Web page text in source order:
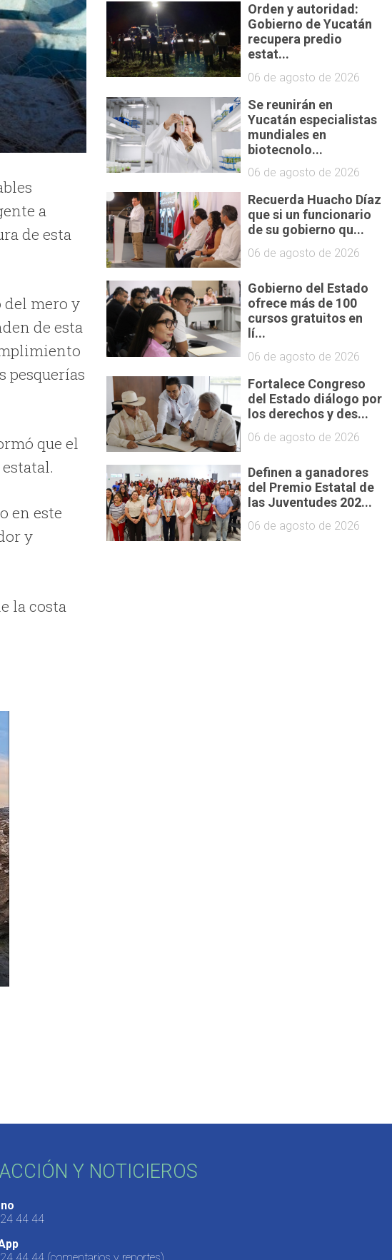
a
de esta
mero y
de esta
pesquerías
que el
en este
y
la costa
Orden y autoridad:
Gobierno de Yucatán
recupera predio
estat...
06 de agosto de 2026
Se reunirán en
Yucatán especialistas
mundiales en
biotecnolo...
06 de agosto de 2026
Recuerda Huacho Díaz
que si un funcionario
de su gobierno qu...
06 de agosto de 2026
Gobierno del Estado
ofrece más de 100
cursos gratuitos en
lí...
06 de agosto de 2026
Fortalece Congreso
del Estado diálogo por
los derechos y des...
06 de agosto de 2026
Definen a ganadores
del Premio Estatal de
las Juventudes 202...
06 de agosto de 2026
Y NOTICIEROS
44 44